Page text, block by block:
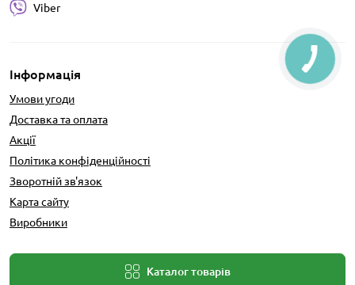
Інформація
Умови угоди
Доставка та оплата
Акції
Політика конфіденційності
Зворотній зв'язок
Карта сайту
Виробники
Каталог товарів
Viber